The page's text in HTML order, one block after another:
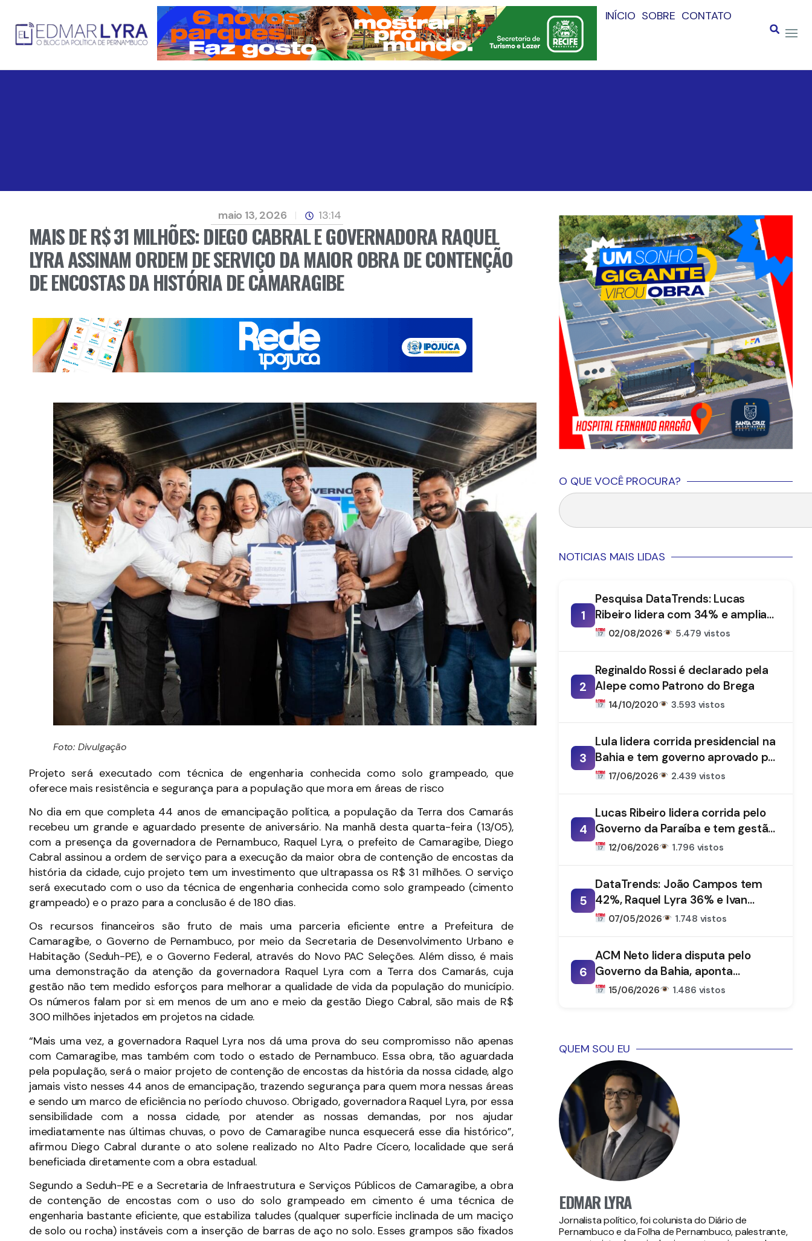
INÍCIO SOBRE CONTATO
maio 13, 2026 13:14
MAIS DE R$ 31 MILHÕES: DIEGO CABRAL E GOVERNADORA RAQUEL
LYRA ASSINAM ORDEM DE SERVIÇO DA MAIOR OBRA DE CONTENÇÃO
DE ENCOSTAS DA HISTÓRIA DE CAMARAGIBE
Foto: Divulgação
Projeto será executado com técnica de engenharia conhecida como solo grampeado, que
oferece mais resistência e segurança para a população que mora em áreas de risco
No dia em que completa 44 anos de emancipação política, a população da Terra dos Camarás
recebeu um grande e aguardado presente de aniversário. Na manhã desta quarta-feira (13/05),
com a presença da governadora de Pernambuco, Raquel Lyra, o prefeito de Camaragibe, Diego
Cabral assinou a ordem de serviço para a execução da maior obra de contenção de encostas da
história da cidade, cujo projeto tem um investimento que ultrapassa os R$ 31 milhões. O serviço
será executado com o uso da técnica de engenharia conhecida como solo grampeado (cimento
grampeado) e o prazo para a conclusão é de 180 dias.
Os recursos financeiros são fruto de mais uma parceria eficiente entre a Prefeitura de
Camaragibe, o Governo de Pernambuco, por meio da Secretaria de Desenvolvimento Urbano e
Habitação (Seduh-PE), e o Governo Federal, através do Novo PAC Seleções. Além disso, é mais
uma demonstração da atenção da governadora Raquel Lyra com a Terra dos Camarás, cuja
gestão não tem medido esforços para melhorar a qualidade de vida da população do município.
Os números falam por si: em menos de um ano e meio da gestão Diego Cabral, são mais de R$
300 milhões injetados em projetos na cidade.
“Mais uma vez, a governadora Raquel Lyra nos dá uma prova do seu compromisso não apenas
com Camaragibe, mas também com todo o estado de Pernambuco. Essa obra, tão aguardada
pela população, será o maior projeto de contenção de encostas da história da nossa cidade, algo
jamais visto nesses 44 anos de emancipação, trazendo segurança para quem mora nessas áreas
e sendo um marco de eficiência no período chuvoso. Obrigado, governadora Raquel Lyra, por essa
sensibilidade com a nossa cidade, por atender as nossas demandas, por nos ajudar
imediatamente nas últimas chuvas, o povo de Camaragibe nunca esquecerá esse dia histórico”,
afirmou Diego Cabral durante o ato solene realizado no Alto Padre Cícero, localidade que será
beneficiada diretamente com a obra estadual.
Segundo a Seduh-PE e a Secretaria de Infraestrutura e Serviços Públicos de Camaragibe, a obra
de contenção de encostas com o uso do solo grampeado em cimento é uma técnica de
engenharia bastante eficiente, que estabiliza taludes (qualquer superfície inclinada de um maciço
de solo ou rocha) instáveis com a inserção de barras de aço no solo. Esses grampos são fixados
O QUE VOCÊ PROCURA?
NOTICIAS MAIS LIDAS
1
Pesquisa DataTrends: Lucas
Ribeiro lidera com 34% e amplia
vantagem na disputa pelo
02/08/2026 5.479 vistos
2
Reginaldo Rossi é declarado pela
Alepe como Patrono do Brega
14/10/2020 3.593 vistos
3
Lula lidera corrida presidencial na
Bahia e tem governo aprovado por
61%, aponta DataTrends
17/06/2026 2.439 vistos
4
Lucas Ribeiro lidera corrida pelo
Governo da Paraíba e tem gestão
aprovada por 66%, aponta
12/06/2026 1.796 vistos
5
DataTrends: João Campos tem
42%, Raquel Lyra 36% e Ivan
Moraes 1%
07/05/2026 1.748 vistos
6
ACM Neto lidera disputa pelo
Governo da Bahia, aponta
DataTrends
15/06/2026 1.486 vistos
QUEM SOU EU
EDMAR LYRA
Jornalista político, foi colunista do Diário de
Pernambuco e da Folha de Pernambuco, palestrante,